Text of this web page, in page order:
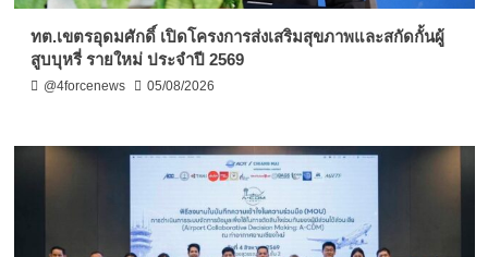
ทต.เขตรอุดมศักดิ์ เปิดโครงการส่งเสริมสุขภาพและสกัดกั้นผู้
สูบบุหรี่ รายใหม่ ประจำปี 2569
@4forcenews 05/08/2026